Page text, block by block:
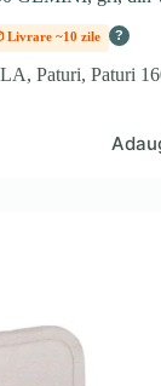
Livrare ~10 zile ?
,Paturi,Paturi